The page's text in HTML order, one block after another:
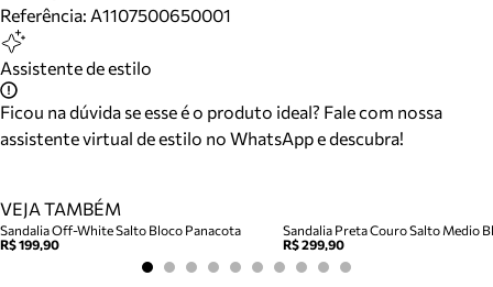
Referência: A1107500650001
Assistente de estilo
Ficou na dúvida se esse é o produto ideal? Fale com nossa
assistente virtual de estilo no WhatsApp e descubra!
VEJA TAMBÉM
Sandalia Off-White Salto Bloco Panacota
R$ 199,90
Sandalia Preta Couro Salto Medio
R$ 299,90